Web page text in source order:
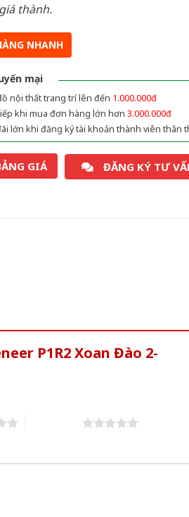
thành.
NHANH
mại
nội thất trang trí lên đến 1.000.000đ
khi mua đơn hàng lớn hơn 3.000.000đ
lớn khi đăng ký tài khoản thành viên thân
GIÁ ĐĂNG KÝ TƯ
P1R2 Xoan Đào 2-